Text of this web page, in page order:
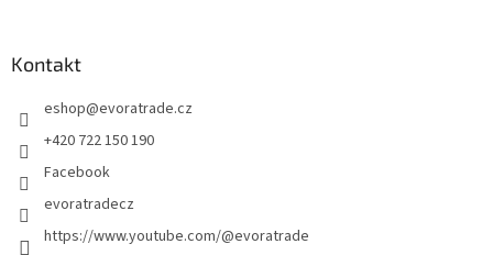
Kontakt
eshop@evoratrade.cz
+420 722 150 190
Facebook
evoratradecz
https://www.youtube.com/@evoratrade